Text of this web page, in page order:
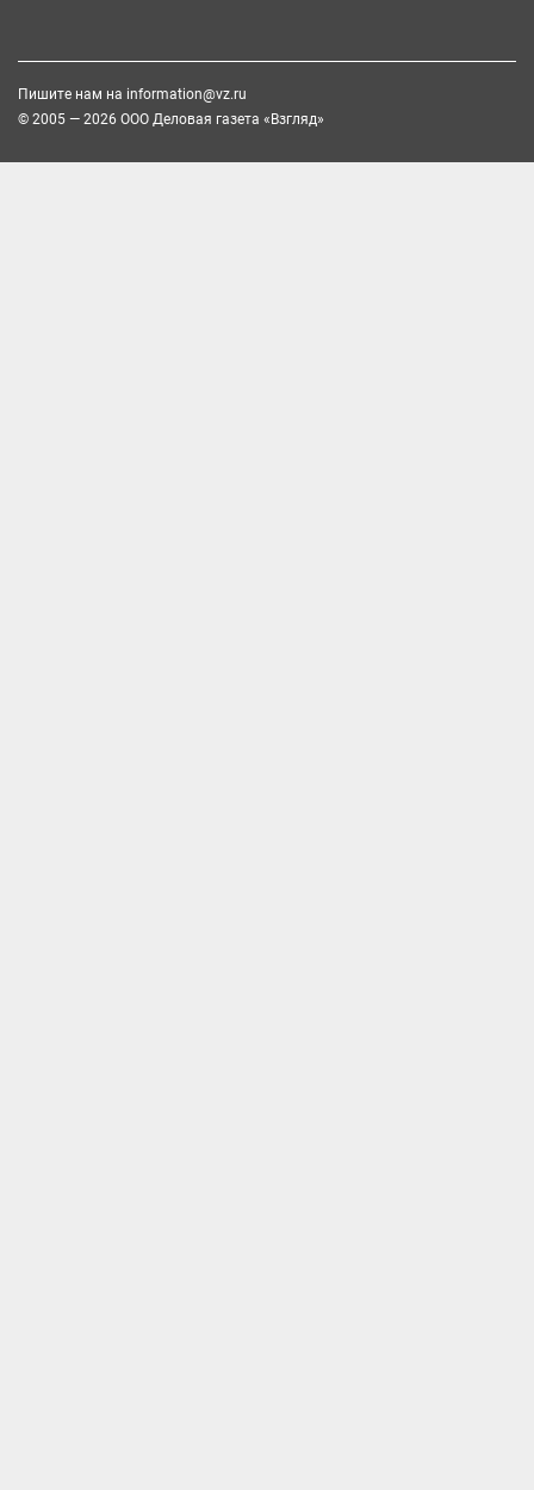
Пишите нам на information@vz.ru
© 2005 — 2026 ООО Деловая газета «Взгляд»